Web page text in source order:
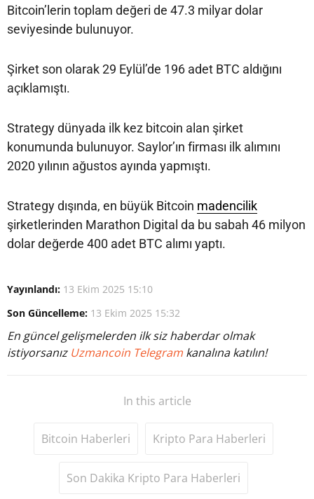
Bitcoin’lerin toplam değeri de 47.3 milyar dolar
seviyesinde bulunuyor.
Şirket son olarak 29 Eylül’de 196 adet BTC aldığını
açıklamıştı.
Strategy dünyada ilk kez bitcoin alan şirket
konumunda bulunuyor. Saylor’ın firması ilk alımını
2020 yılının ağustos ayında yapmıştı.
Strategy dışında, en büyük Bitcoin madencilik
şirketlerinden Marathon Digital da bu sabah 46 milyon
dolar değerde 400 adet BTC alımı yaptı.
Yayınlandı: 13 Ekim 2025 15:10
Son Güncelleme: 13 Ekim 2025 15:32
En güncel gelişmelerden ilk siz haberdar olmak
istiyorsanız Uzmancoin Telegram kanalına katılın!
In this article
Bitcoin Haberleri Kripto Para Haberleri
Son Dakika Kripto Para Haberleri